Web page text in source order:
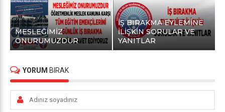
MESLEĞİMİZ
ONURUMUZDUR
İŞ BIRAKMA EYLEMİNE
İLİŞKİN SORULAR VE
YANITLAR
YORUM BIRAK